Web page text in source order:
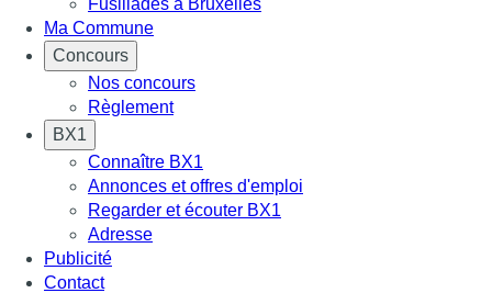
Ma Commune
Concours
Nos concours
Règlement
BX1
Connaître BX1
Annonces et offres d'emploi
Regarder et écouter BX1
Adresse
Publicité
Contact